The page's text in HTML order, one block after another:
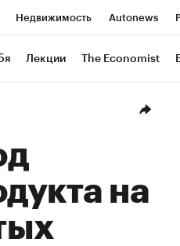
Недвижимость Autonews
Тренды Визионеры
Лекции The Economist
на